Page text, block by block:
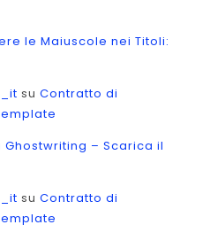
le Maiuscole nei Titoli:
suContratto di
– Scarica il
suContratto di